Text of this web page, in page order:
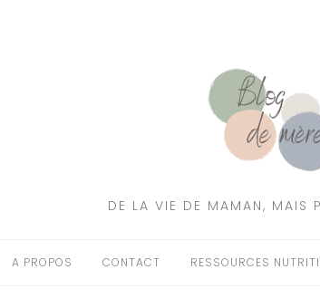
DE LA VIE DE MAMAN, MAIS
A PROPOS CONTACT RESSOURCES